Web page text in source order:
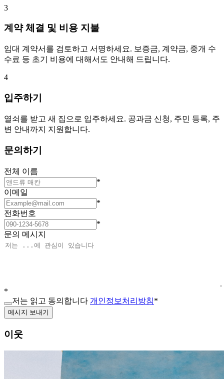
3
계약 체결 및 비용 지불
임대 계약서를 검토하고 서명하세요. 보증금, 계약금, 중개 수
수료 등 초기 비용에 대해서도 안내해 드립니다.
4
입주하기
열쇠를 받고 새 집으로 입주하세요. 공과금 신청, 주민 등록, 주
변 안내까지 지원합니다.
문의하기
전체 이름
*
이메일
*
전화번호
*
문의 메시지
*
저는 읽고 동의합니다 개인정보처리방침*
메시지 보내기
이웃